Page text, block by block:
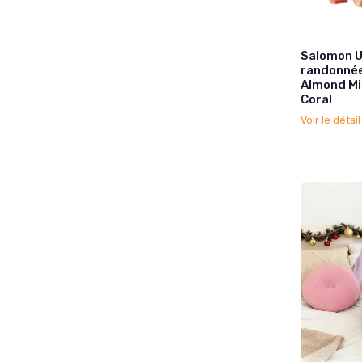
Salomon
Almond
Coral
Voir le détail